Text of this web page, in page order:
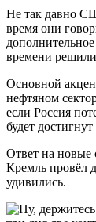
Не так давно
время они
времени
Основной
нефтяном
если Россия
будет
Ответ на новые
Кремль провёл
удивились.